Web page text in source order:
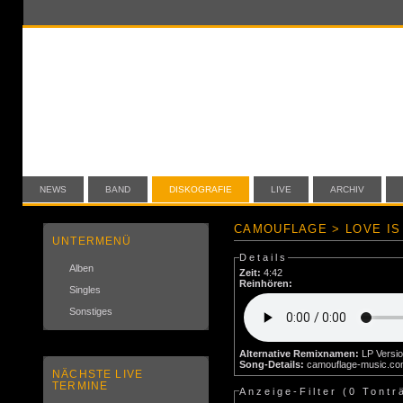
NEWS BAND DISKOGRAFIE LIVE ARCHIV
UNTERMENÜ
Alben
Singles
Sonstiges
NÄCHSTE LIVE
TERMINE
CAMOUFLAGE > LOVE
Details
Zeit: 4:42
Reinhören:
Alternative Remixnamen: LP
Song-Details: camouflage-
Anzeige-Filter (0